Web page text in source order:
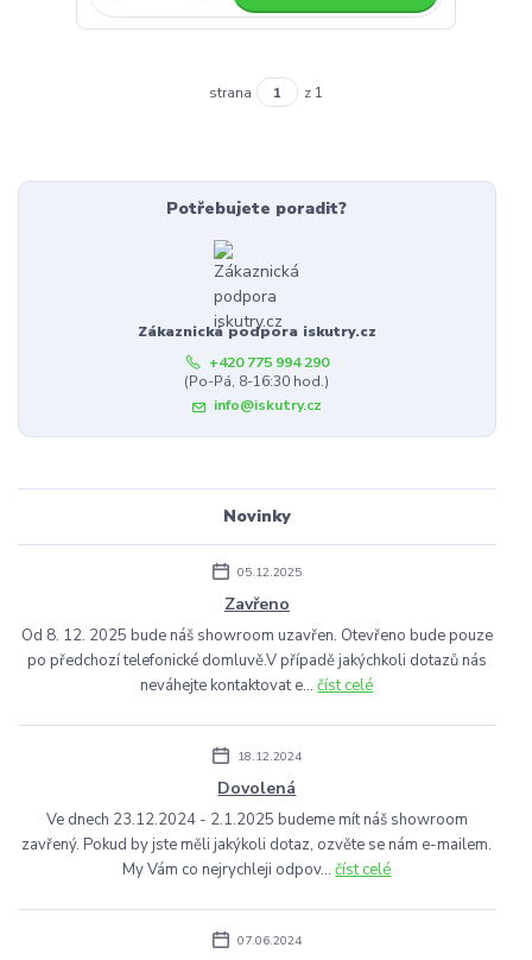
strana z 1
Potřebujete poradit?
Zákaznická podpora iskutry.cz
+420 775 994 290
(Po-Pá, 8-16:30 hod.)
info@iskutry.cz
Novinky
05.12.2025
Zavřeno
Od 8. 12. 2025 bude náš showroom uzavřen. Otevřeno bude pouze
po předchozí telefonické domluvě.V případě jakýchkoli dotazů nás
neváhejte kontaktovat e...číst celé
18.12.2024
Dovolená
Ve dnech 23.12.2024 - 2.1.2025 budeme mít náš showroom
zavřený. Pokud by jste měli jakýkoli dotaz, ozvěte se nám e-mailem.
My Vám co nejrychleji odpov...číst celé
07.06.2024